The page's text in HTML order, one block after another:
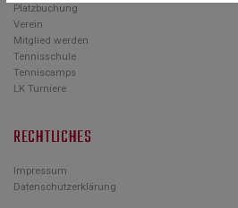
Platzbuchung
Verein
Mitglied werden
Tennisschule
Tenniscamps
LK Turniere
RECHTLICHES
Impressum
Datenschutzerklärung